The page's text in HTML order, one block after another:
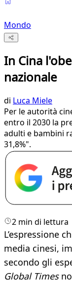
Mondo
In Cina
nazionale
di Luca Miele
Per le autorità
entro il 2030 la
adulti e bambini
31,8%".
2 min di lettura
L’espressione
media cinesi,
secondo gli
Global Times